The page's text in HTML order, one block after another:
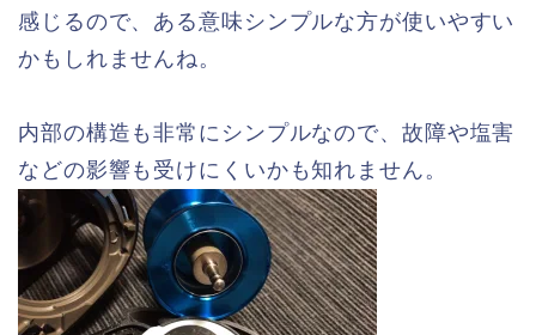
感じるので、ある意味シンプルな方が使いやすい
かもしれませんね。
内部の構造も非常にシンプルなので、故障や塩害
などの影響も受けにくいかも知れません。